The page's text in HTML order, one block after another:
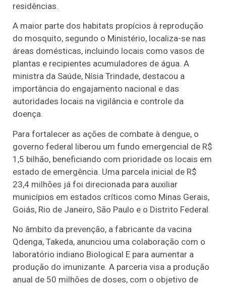
residências.
A maior parte dos habitats propícios à reprodução
do mosquito, segundo o Ministério, localiza-se nas
áreas domésticas, incluindo locais como vasos de
plantas e recipientes acumuladores de água. A
ministra da Saúde, Nísia Trindade, destacou a
importância do engajamento nacional e das
autoridades locais na vigilância e controle da
doença.
Para fortalecer as ações de combate à dengue, o
governo federal liberou um fundo emergencial de R$
1,5 bilhão, beneficiando com prioridade os locais em
estado de emergência. Uma parcela inicial de R$
23,4 milhões já foi direcionada para auxiliar
municípios em estados críticos como Minas Gerais,
Goiás, Rio de Janeiro, São Paulo e o Distrito Federal.
No âmbito da prevenção, a fabricante da vacina
Qdenga, Takeda, anunciou uma colaboração com o
laboratório indiano Biological E para aumentar a
produção do imunizante. A parceria visa a produção
anual de 50 milhões de doses, com o objetivo de